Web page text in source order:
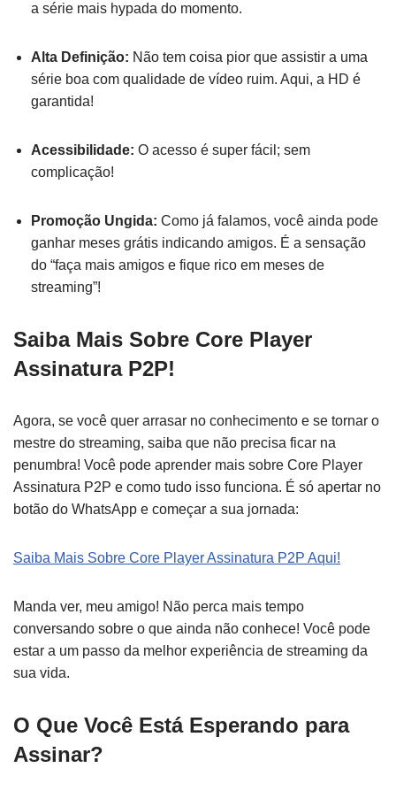
a série mais hypada do momento.
Alta Definição: Não tem coisa pior que assistir a uma
série boa com qualidade de vídeo ruim. Aqui, a HD é
garantida!
Acessibilidade: O acesso é super fácil; sem
complicação!
Promoção Ungida: Como já falamos, você ainda pode
ganhar meses grátis indicando amigos. É a sensação
do “faça mais amigos e fique rico em meses de
streaming”!
Saiba Mais Sobre Core Player
Assinatura P2P!
Agora, se você quer arrasar no conhecimento e se tornar o
mestre do streaming, saiba que não precisa ficar na
penumbra! Você pode aprender mais sobre Core Player
Assinatura P2P e como tudo isso funciona. É só apertar no
botão do WhatsApp e começar a sua jornada:
Saiba Mais Sobre Core Player Assinatura P2P Aqui!
Manda ver, meu amigo! Não perca mais tempo
conversando sobre o que ainda não conhece! Você pode
estar a um passo da melhor experiência de streaming da
sua vida.
O Que Você Está Esperando para
Assinar?